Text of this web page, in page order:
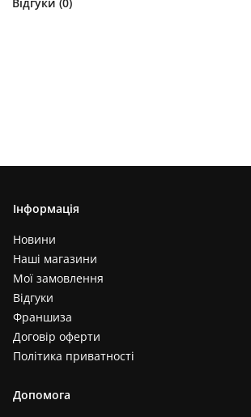
Інформація
Новини
Наші магазини
Мої замовлення
Відгуки
Франшиза
Договір оферти
Політика приватності
Допомога